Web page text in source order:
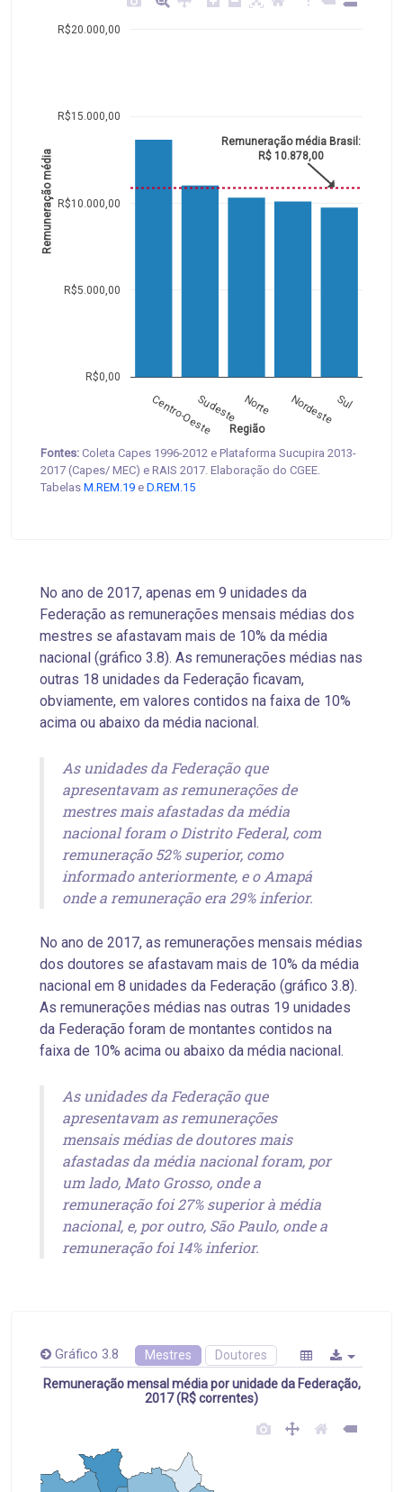
Centro-OesteSudeste Norte Nordeste Sul
R$0,00
R$5.000,00
R$10.000,00
R$15.000,00
R$20.000,00
Região
Remuneração média
Remuneração média Brasil:
R$ 10.878,00
Fontes: Coleta Capes 1996-2012 e Plataforma Sucupira 2013-
2017 (Capes/ MEC) e RAIS 2017. Elaboração do CGEE.
Tabelas M.REM.19 e D.REM.15
No ano de 2017, apenas em 9 unidades da
Federação as remunerações mensais médias dos
mestres se afastavam mais de 10% da média
nacional (gráfico 3.8). As remunerações médias nas
outras 18 unidades da Federação ficavam,
obviamente, em valores contidos na faixa de 10%
acima ou abaixo da média nacional.
As unidades da Federação que
apresentavam as remunerações de
mestres mais afastadas da média
nacional foram o Distrito Federal, com
remuneração 52% superior, como
informado anteriormente, e o Amapá
onde a remuneração era 29% inferior.
No ano de 2017, as remunerações mensais médias
dos doutores se afastavam mais de 10% da média
nacional em 8 unidades da Federação (gráfico 3.8).
As remunerações médias nas outras 19 unidades
da Federação foram de montantes contidos na
faixa de 10% acima ou abaixo da média nacional.
As unidades da Federação que
apresentavam as remunerações
mensais médias de doutores mais
afastadas da média nacional foram, por
um lado, Mato Grosso, onde a
remuneração foi 27% superior à média
nacional, e, por outro, São Paulo, onde a
remuneração foi 14% inferior.
Gráfico 3.8 Mestres Doutores
Remuneração mensal média por unidade da Federação,
2017 (R$ correntes)